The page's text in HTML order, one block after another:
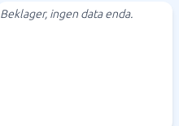
Beklager, ingen data enda.